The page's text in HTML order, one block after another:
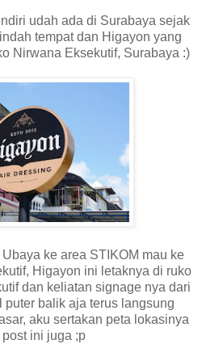
udah ada di Surabaya sejak
tempat dan Higayon yang
Nirwana Eksekutif, Surabaya :)
ke area STIKOM mau ke
Higayon ini letaknya di ruko
dan keliatan signage nya dari
balik aja terus langsung
aku sertakan peta lokasinya
ini juga ;p